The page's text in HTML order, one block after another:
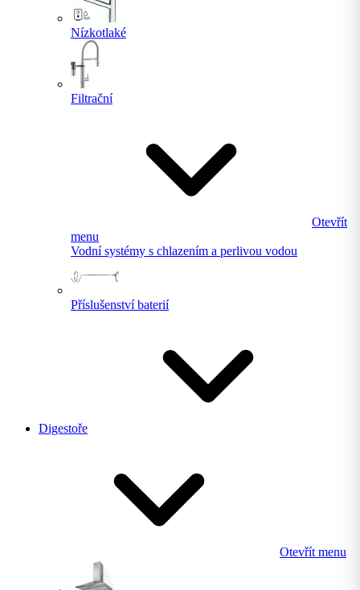
Nízkotlaké
Filtrační
Otevřít
menu
Vodní systémy s chlazením a perlivou vodou
Příslušenství baterií
Digestoře
Otevřít menu